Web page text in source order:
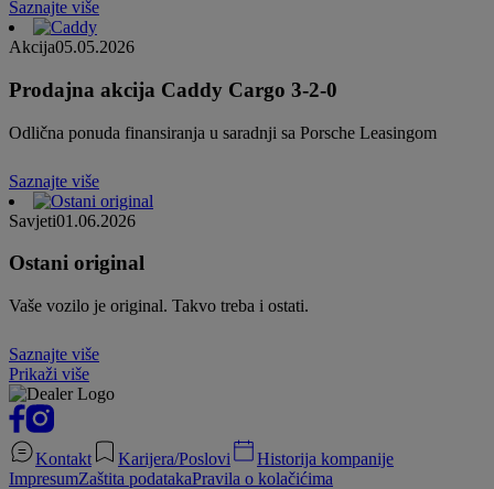
Saznajte više
Akcija05.05.2026
Prodajna akcija Caddy Cargo 3-2-0
Odlična ponuda finansiranja u saradnji sa Porsche Leasingom
Saznajte više
Savjeti01.06.2026
Ostani original
Vaše vozilo je original. Takvo treba i ostati.
Saznajte više
Prikaži više
Kontakt Karijera/Poslovi
Historija kompanije
ImpresumZaštita podatakaPravila o kolačićima